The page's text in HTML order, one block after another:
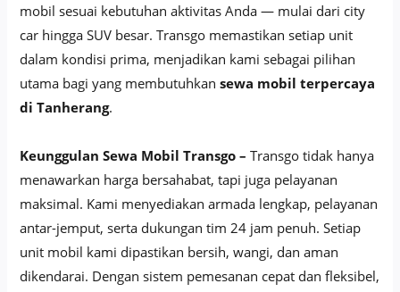
mobil sesuai kebutuhan aktivitas Anda — mulai dari city
car hingga SUV besar. Transgo memastikan setiap unit
dalam kondisi prima, menjadikan kami sebagai pilihan
utama bagi yang membutuhkansewa mobil terpercaya
di Tanherang.
Keunggulan Sewa Mobil Transgo – Transgo tidak hanya
menawarkan harga bersahabat, tapi juga pelayanan
maksimal. Kami menyediakan armada lengkap, pelayanan
antar-jemput, serta dukungan tim 24 jam penuh. Setiap
unit mobil kami dipastikan bersih, wangi, dan aman
dikendarai. Dengan sistem pemesanan cepat dan fleksibel,